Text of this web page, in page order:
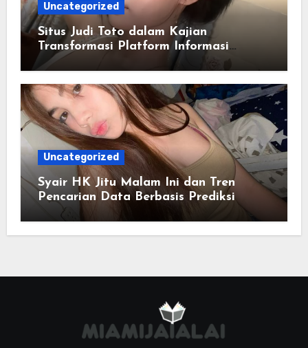
Uncategorized
Situs Judi Toto dalam Kajian
Transformasi Platform Informasi
Online
Uncategorized
Syair HK Jitu Malam Ini dan Tren
Pencarian Data Berbasis Prediksi